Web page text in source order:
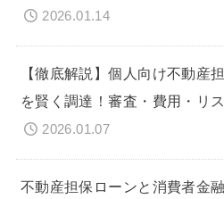
2026.01.14
【徹底解説】個人向け不動産
を賢く調達！審査・費用・リ
2026.01.07
不動産担保ローンと消費者金